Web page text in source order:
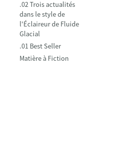
.02 Trois actualités
dans le style de
l'Éclaireur de Fluide
Glacial
.01 Best Seller
Matière à Fiction